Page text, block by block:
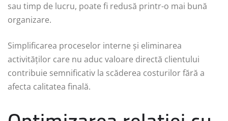
sau timp de lucru, poate fi redusă printr-o mai bună
organizare.
Simplificarea proceselor interne și eliminarea
activităților care nu aduc valoare directă clientului
contribuie semnificativ la scăderea costurilor fără a
afecta calitatea finală.